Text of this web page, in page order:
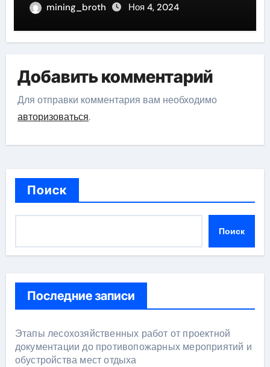
mining_broth Ноя 4, 2024
Добавить комментарий
Для отправки комментария вам необходимо
авторизоваться.
Поиск
Поиск
Последние записи
Этапы лесохозяйственных работ от проектной
документации до противопожарных мероприятий и
обустройства мест отдыха